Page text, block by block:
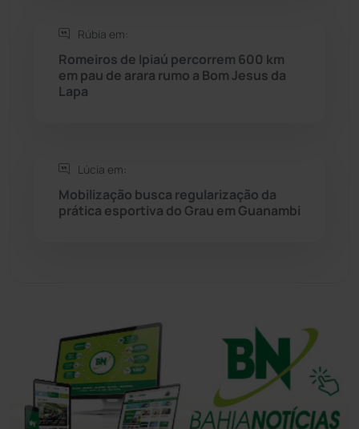
Sítio do Mato
Sudoeste Baiano
Rúbia em:
Romeiros de Ipiaú percorrem 600 km
em pau de arara rumo a Bom Jesus da
Lapa
Lúcia em:
Mobilização busca regularização da
prática esportiva do Grau em Guanambi